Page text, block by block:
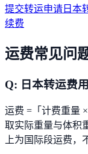
提交转运申请 日本
续费
运费常见问
Q: 日本转运费
运费 =「计费重量
取实际重量与体积
上为国际段运费，